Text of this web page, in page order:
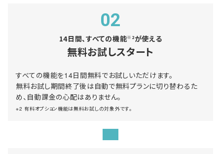
02
14日間、すべての機能※2が使える
無料お試しスタート
すべての機能を14日間無料でお試しいただけます。
無料お試し期間終了後は自動で無料プランに切り替わるた
め、自動課金の心配はありません。
※2 有料オプション機能は無料お試しの対象外です。